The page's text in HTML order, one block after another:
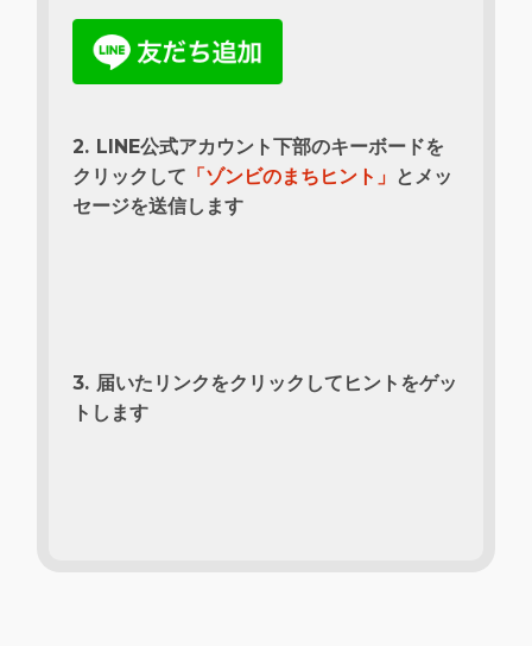
2. LINE公式アカウント下部のキーボードを
クリックして 「ゾンビのまちヒント」 とメッ
セージを送信します
3. 届いたリンクをクリックしてヒントをゲッ
トします